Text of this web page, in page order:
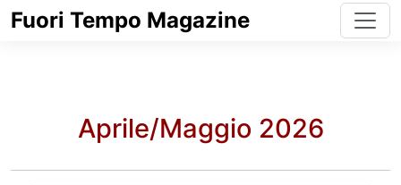
Fuori Tempo Magazine
Aprile/Maggio 2026